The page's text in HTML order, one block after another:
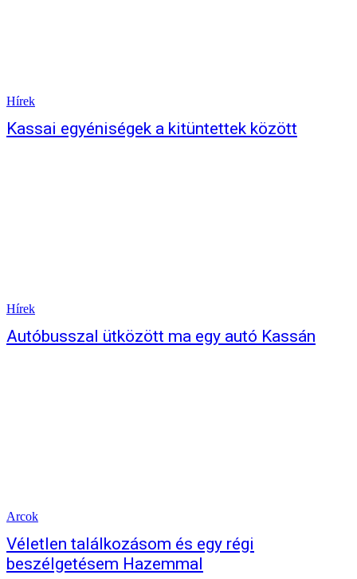
Hírek
Kassai egyéniségek a kitüntettek között
Hírek
Autóbusszal ütközött ma egy autó Kassán
Arcok
Véletlen találkozásom és egy régi
beszélgetésem Hazemmal